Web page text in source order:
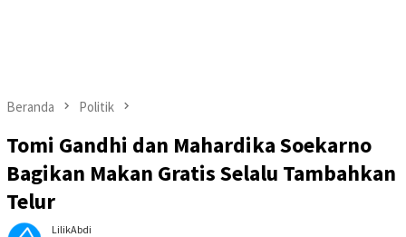
Beranda Politik
Tomi Gandhi dan Mahardika Soekarno
Bagikan Makan Gratis Selalu Tambahkan
Telur
LilikAbdi